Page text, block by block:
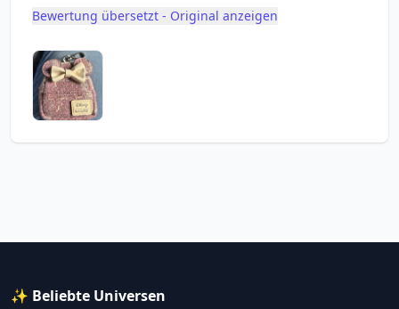
Bewertung übersetzt - Original anzeigen
✨ Beliebte Universen